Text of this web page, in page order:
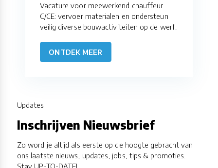
Vacature voor meewerkend chauffeur
C/CE: vervoer materialen en ondersteun
veilig diverse bouwactiviteiten op de werf.
ONTDEK MEER
Updates
Inschrijven Nieuwsbrief
Zo word je altijd als eerste op de hoogte gebracht van
ons laatste nieuws, updates, jobs, tips & promoties.
Stay UP-TO-DATE!